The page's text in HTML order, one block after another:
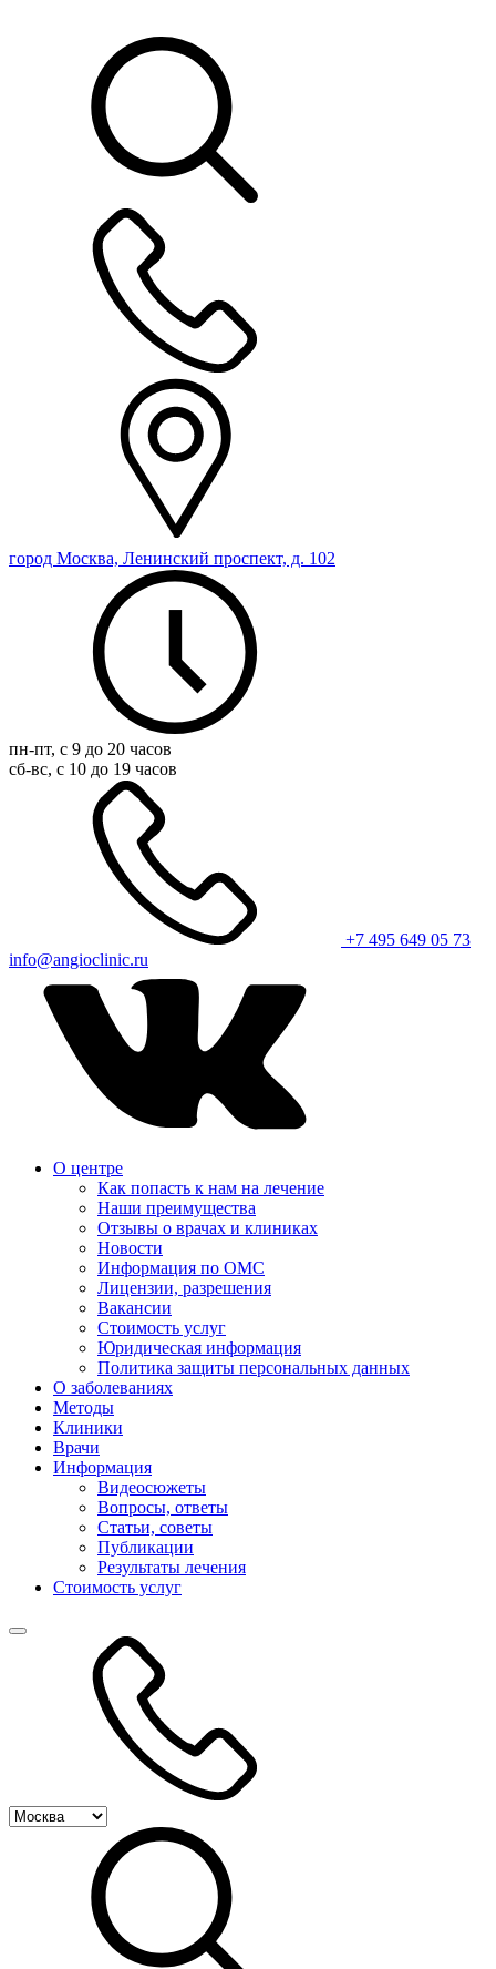
город Москва, Ленинский проспект, д. 102
пн-пт, с 9 до 20 часов
сб-вс, с 10 до 19 часов
+7 495 649 05 73
info@angioclinic.ru
О центре
Как попасть к нам на лечение
Наши преимущества
Отзывы о врачах и клиниках
Новости
Информация по ОМС
Лицензии, разрешения
Вакансии
Стоимость услуг
Юридическая информация
Политика защиты персональных данных
О заболеваниях
Методы
Клиники
Врачи
Информация
Видеосюжеты
Вопросы, ответы
Статьи, советы
Публикации
Результаты лечения
Стоимость услуг